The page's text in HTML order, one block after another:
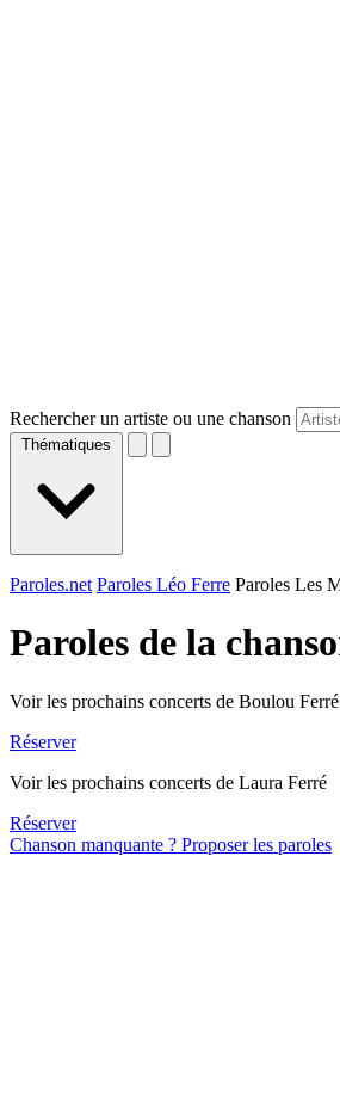
Rechercher un artiste ou une chanson
Thématiques
Paroles.net Paroles Léo Ferre Paroles Les
Paroles de la
Voir les prochains concerts de Boulou Ferré
Réserver
Voir les prochains concerts de Laura Ferré
Réserver
Chanson manquante ? Proposer les paroles